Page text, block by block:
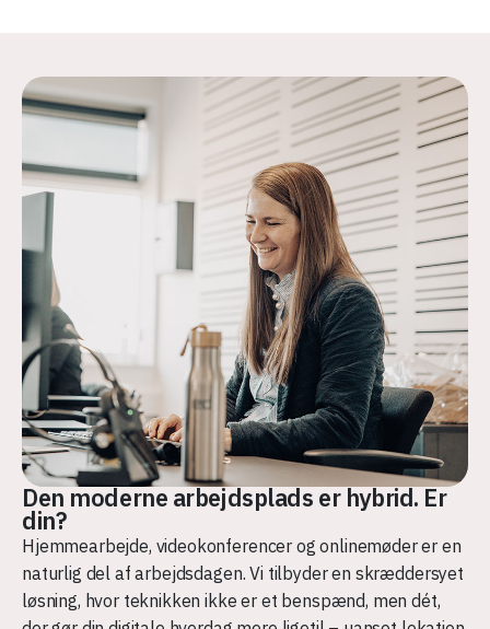
Den moderne arbejdsplads er hybrid. Er
din?
Hjemmearbejde, videokonferencer og onlinemøder er en
naturlig del af arbejdsdagen. Vi tilbyder en skræddersyet
løsning, hvor teknikken ikke er et benspænd, men dét,